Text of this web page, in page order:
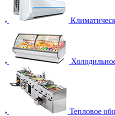
Тепловое